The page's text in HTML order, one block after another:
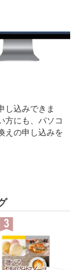
し込みできま
方にも、パソコ
えの申し込みを